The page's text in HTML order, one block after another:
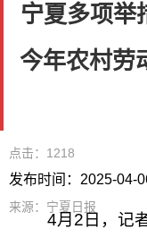
宁夏多项举
今年农村劳
点击：1218
发布时间：2025-04-
来源：宁夏日报
4月2日，记者